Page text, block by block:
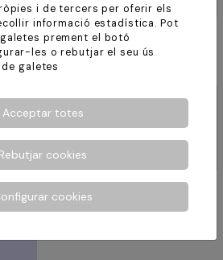
30.03.2026
Liquidacions 1T
Pròrroga Verifactu
i de tercers per oferir els
informació estadística. Pot
prement el botó
les o rebutjar el seu ús
galetes
Acceptar totes
Rebutjar cookies
cookies